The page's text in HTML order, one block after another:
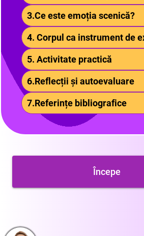
3.Ce este emoția scenică?
4. Corpul ca instrument de
5. Activitate practică
6.Reflecții și autoevaluare
7.Referințe bibliografice
Începe